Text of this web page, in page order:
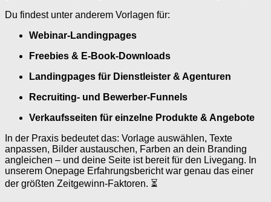
Du findest unter anderem Vorlagen für:
Webinar-Landingpages
Freebies & E-Book-Downloads
Landingpages für Dienstleister & Agenturen
Recruiting- und Bewerber-Funnels
Verkaufsseiten für einzelne Produkte & Angebote
In der Praxis bedeutet das: Vorlage auswählen, Texte
anpassen, Bilder austauschen, Farben an dein Branding
angleichen – und deine Seite ist bereit für den Livegang. In
unserem Onepage Erfahrungsbericht war genau das einer
der größten Zeitgewinn-Faktoren. ⏳